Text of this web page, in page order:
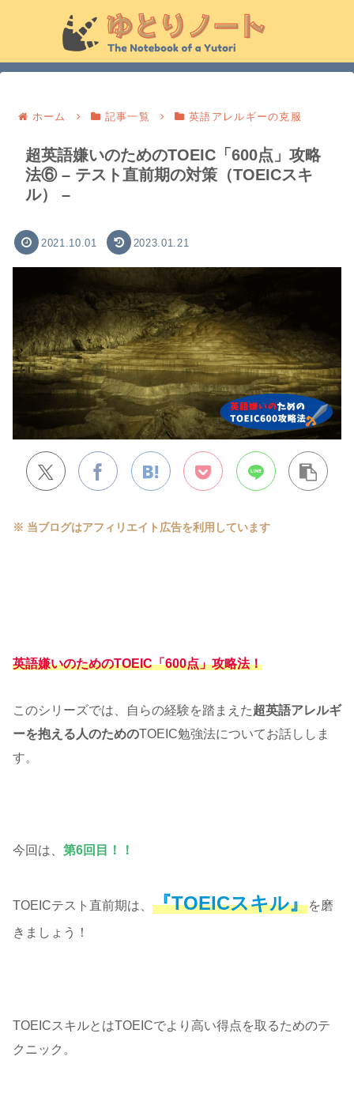
ホーム 記事一覧 英語アレルギーの克服
超英語嫌いのためのTOEIC「600点」攻略
法⑥ – テスト直前期の対策（TOEICスキ
ル） –
2021.10.01 2023.01.21
※ 当ブログはアフィリエイト広告を利用しています
英語嫌いのためのTOEIC「600点」攻略法！
このシリーズでは、自らの経験を踏まえた超英語アレルギ
ーを抱える人のためのTOEIC勉強法についてお話ししま
す。
今回は、 第6回目！！
TOEICテスト直前期は、 『TOEICスキル』を磨
きましょう！
TOEICスキルとはTOEICでより高い得点を取るためのテ
クニック。